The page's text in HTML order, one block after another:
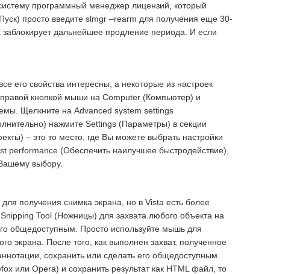
программный менеджер лицензий, который
просто введите slmgr –rearm для получения еще 30-
дальнейшее продление периода. И если
его свойства интересны, а некоторые из настроек
правой кнопкой мыши на Computer (Компьютер) и
Щелкните на Advanced system settings
нажмите Settings (Параметры) в секции
– это то место, где Вы можете выбрать настройки
(Обеспечить наилучшее быстродействие),
выбору.
получения снимка экрана, но в Vista есть более
Tool (Ножницы) для захвата любого объекта на
общедоступным. Просто используйте мышь для
экрана. После того, как выполнен захват, полученное
сохранить или сделать его общедоступным.
или Opera) и сохранить результат как HTML файл, то